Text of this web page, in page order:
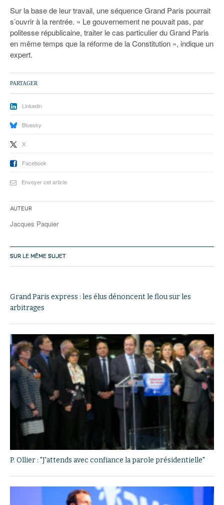
Sur la base de leur travail, une séquence Grand Paris pourrait
s’ouvrir à la rentrée. « Le gouvernement ne pouvait pas, par
politesse républicaine, traiter le cas particulier du Grand Paris
en même temps que la réforme de la Constitution », indique un
expert.
PARTAGER
Linkedin
Bluesky
X
Facebook
Envoyer cet article
Auteur
Jacques Paquier
SUR LE MÊME SUJET
Grand Paris express : les élus dénoncent le flou sur les
arbitrages
P. Ollier : "J'attends avec confiance la parole présidentielle"